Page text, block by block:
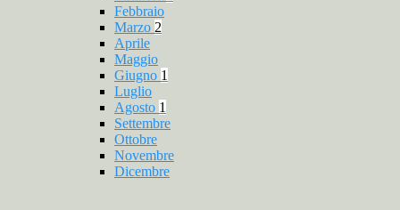
Febbraio
Marzo 2
Aprile
Maggio
Giugno 1
Luglio
Agosto 1
Settembre
Ottobre
Novembre
Dicembre